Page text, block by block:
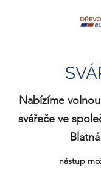
Nabízíme
svářeče ve
nástup